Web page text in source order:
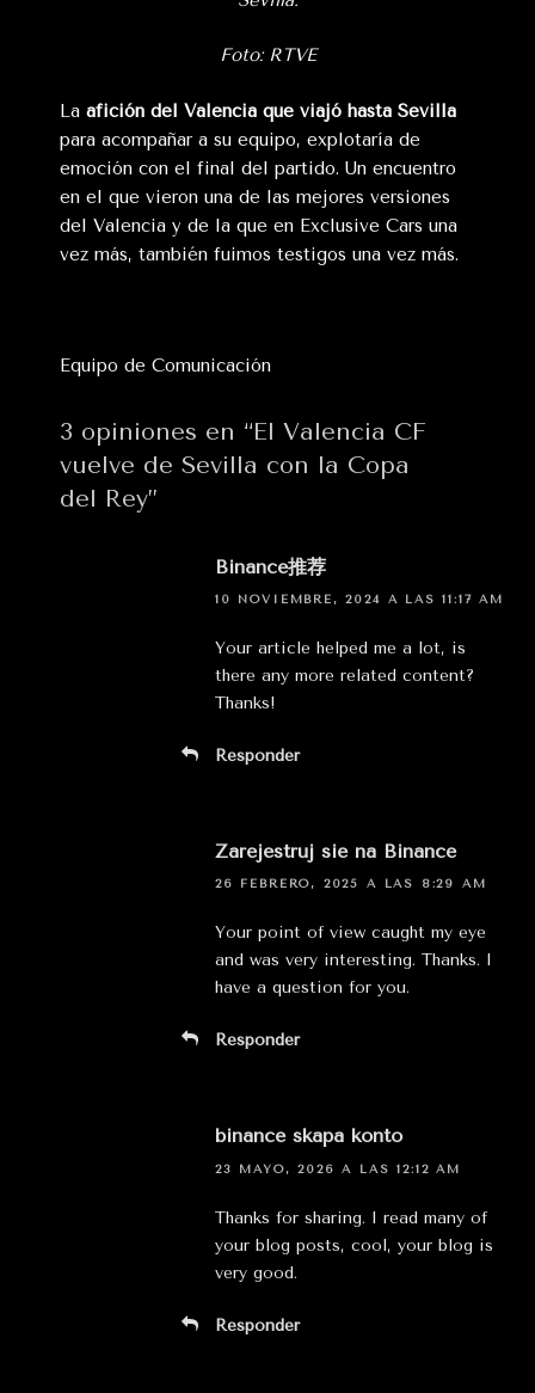
Foto: RTVE
La afición del Valencia que viajó hasta Sevilla
para acompañar a su equipo, explotaría de
emoción con el final del partido. Un encuentro
en el que vieron una de las mejores versiones
del Valencia y de la que en Exclusive Cars una
vez más, también fuimos testigos una vez más.
Equipo de Comunicación
3 opiniones en “El Valencia CF
vuelve de Sevilla con la Copa
del Rey”
Binance推荐
10 NOVIEMBRE, 2024 A LAS 11:17 AM
Your article helped me a lot, is
there any more related content?
Thanks!
Responder
Zarejestruj sie na Binance
26 FEBRERO, 2025 A LAS 8:29 AM
Your point of view caught my eye
and was very interesting. Thanks. I
have a question for you.
Responder
binance skapa konto
23 MAYO, 2026 A LAS 12:12 AM
Thanks for sharing. I read many of
your blog posts, cool, your blog is
very good.
Responder